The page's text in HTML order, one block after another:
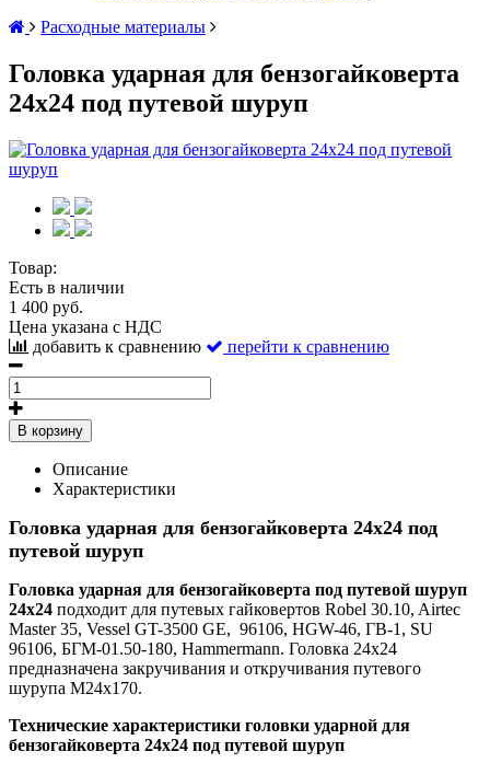
Расходные материалы
Головка ударная для бензогайковерта
24х24 под путевой шуруп
Товар:
Есть в наличии
1 400 руб.
Цена указана с НДС
добавить к сравнению
перейти к сравнению
В корзину
Описание
Характеристики
Головка ударная для бензогайковерта 24х24 под
путевой шуруп
Головка ударная для бензогайковерта под путевой шуруп
24х24 подходит для путевых гайковертов Robel 30.10, Airteс
Master 35, Vessel GT-3500 GE, 96106, HGW-46, ГВ-1, SU
96106, БГМ-01.50-180, Hammermann. Головка 24х24
предназначена закручивания и откручивания путевого
шурупа М24х170.
Технические характеристики головки ударной для
бензогайковерта 24х24 под путевой шуруп